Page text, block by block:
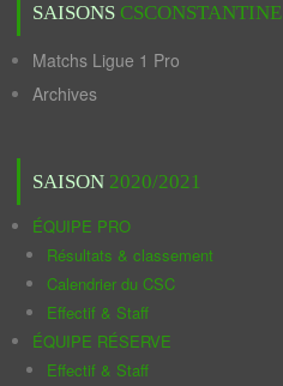
SAISONS CSCONSTANTINE
Matchs Ligue 1 Pro
Archives
SAISON 2020/2021
ÉQUIPE PRO
Résultats & classement
Calendrier du CSC
Effectif & Staff
ÉQUIPE RÉSERVE
Effectif & Staff